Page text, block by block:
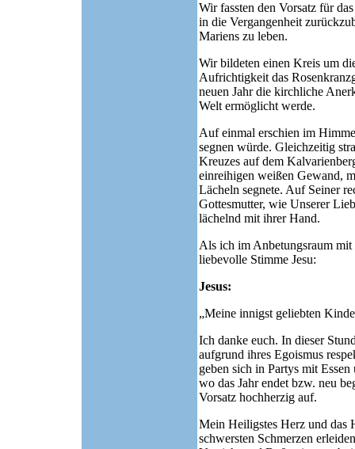
Wir fassten den Vorsatz für
in die Vergangenheit
Mariens zu leben.
Wir bildeten einen Kreis um
Aufrichtigkeit das
neuen Jahr die kirchliche
Welt ermöglicht werde.
Auf einmal erschien im
segnen würde. Gleichzeitig
Kreuzes auf dem
einreihigen weißen Gewand,
Lächeln segnete. Auf Seiner
Gottesmutter, wie Unserer
lächelnd mit ihrer Hand.
Als ich im Anbetungsraum mit
liebevolle Stimme Jesu:
Jesus:
„Meine innigst geliebten
Ich danke euch. In dieser
aufgrund ihres Egoismus
geben sich in Partys mit
wo das Jahr endet bzw. neu
Vorsatz hochherzig auf.
Mein Heiligstes Herz und das
schwersten Schmerzen